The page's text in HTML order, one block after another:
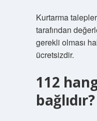
Kurtarma
tarafından
gerekli olması
ücretsizdir.
112
bağlıdır?